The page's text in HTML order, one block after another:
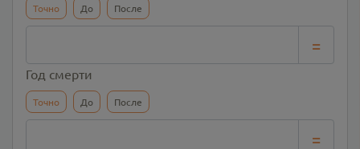
Точно До После
=
Год смерти
Точно До После
=